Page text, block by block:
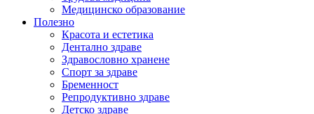
Медицинско образование
Полезно
Красота и естетика
Дентално здраве
Здравословно хранене
Спорт за здраве
Бременност
Репродуктивно здраве
Детско здраве